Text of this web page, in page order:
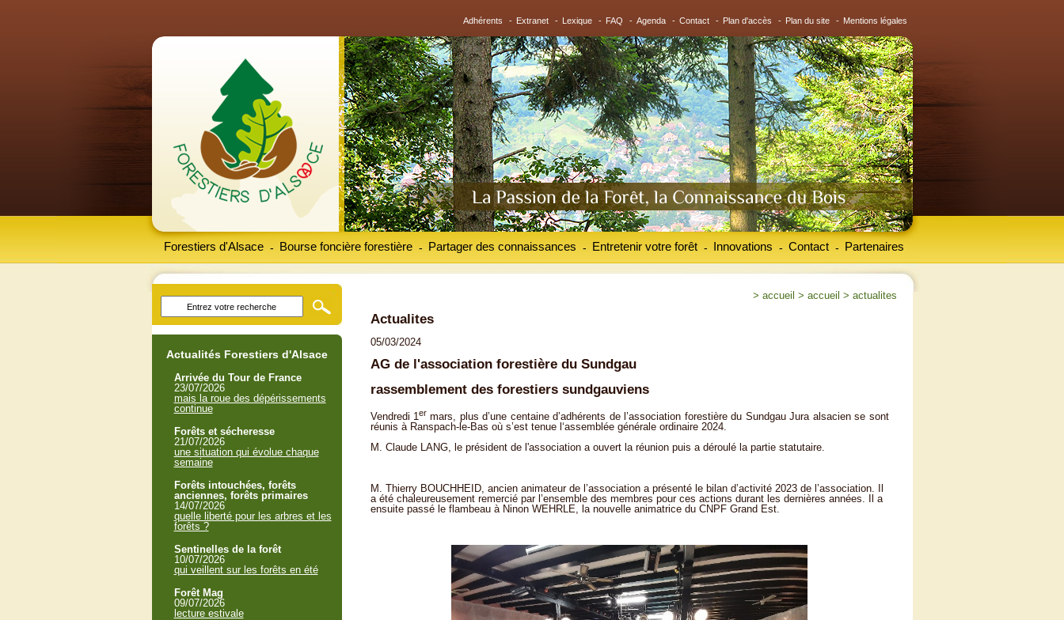
Adhérents - Extranet - Lexique - FAQ - Agenda - Contact - Plan d'accès - Plan du site - Mentions légales
Forestiers d'Alsace Bourse foncière forestière
- Partager des connaissances
- Entretenir votre forêt
- Innovations
- Contact
- Partenaires
-
> accueil > accueil > actualites
Actualites
05/03/2024
AG de l'association forestière du Sundgau
rassemblement des forestiers sundgauviens
Vendredi 1er mars, plus d’une centaine d’adhérents de l’association forestière du Sundgau Jura alsacien se sont
réunis à Ranspach-le-Bas où s’est tenue l‘assemblée générale ordinaire 2024.
M. Claude LANG, le président de l'association a ouvert la réunion puis a déroulé la partie statutaire.
M. Thierry BOUCHHEID, ancien animateur de l’association a présenté le bilan d’activité 2023 de l’association. Il
a été chaleureusement remercié par l’ensemble des membres pour ces actions durant les dernières années. Il a
ensuite passé le flambeau à Ninon WEHRLE, la nouvelle animatrice du CNPF Grand Est.
Actualités Forestiers d'Alsace
Arrivée du Tour de France
23/07/2026
mais la roue des dépérissements
continue
Forêts et sécheresse
21/07/2026
une situation qui évolue chaque
semaine
Forêts intouchées, forêts
anciennes, forêts primaires
14/07/2026
quelle liberté pour les arbres et les
forêts ?
Sentinelles de la forêt
10/07/2026
qui veillent sur les forêts en été
Forêt Mag
09/07/2026
lecture estivale